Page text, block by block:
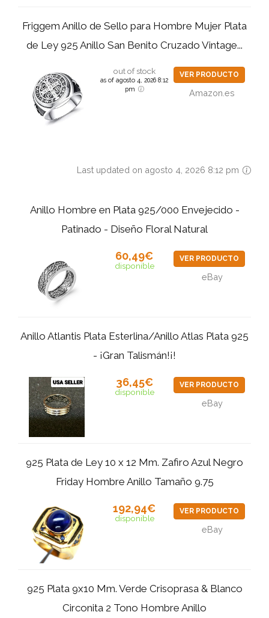
Friggem Anillo de Sello para Hombre Mujer Plata
de Ley 925 Anillo San Benito Cruzado Vintage...
out of stock
as of agosto 4, 2026 8:12
pm
VER PRODUCTO
Amazon.es
Last updated on agosto 4, 2026 8:12 pm
Anillo Hombre en Plata 925/000 Envejecido -
Patinado - Diseño Floral Natural
60,49€
disponible
VER PRODUCTO
eBay
Anillo Atlantis Plata Esterlina/Anillo Atlas Plata 925
- ¡Gran Talismán!¡!
36,45€
disponible
VER PRODUCTO
eBay
925 Plata de Ley 10 x 12 Mm. Zafiro Azul Negro
Friday Hombre Anillo Tamaño 9.75
192,94€
disponible
VER PRODUCTO
eBay
925 Plata 9x10 Mm. Verde Crisoprasa & Blanco
Circonita 2 Tono Hombre Anillo